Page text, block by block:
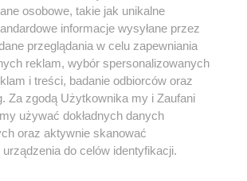
Instagram Youtube
osobowe, takie jak unikalne
informacje wysyłane przez
przeglądania w celu zapewniania
reklam, wybór spersonalizowanych
i treści, badanie odbiorców oraz
Za zgodą Użytkownika my i Zaufani
używać dokładnych danych
oraz aktywnie skanować
do celów identyfikacji.